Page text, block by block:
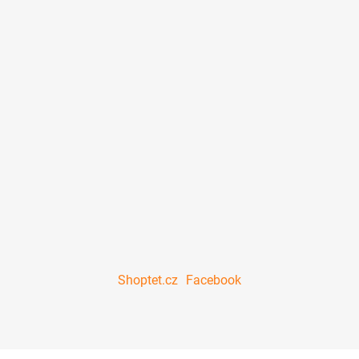
Shoptet.cz Facebook